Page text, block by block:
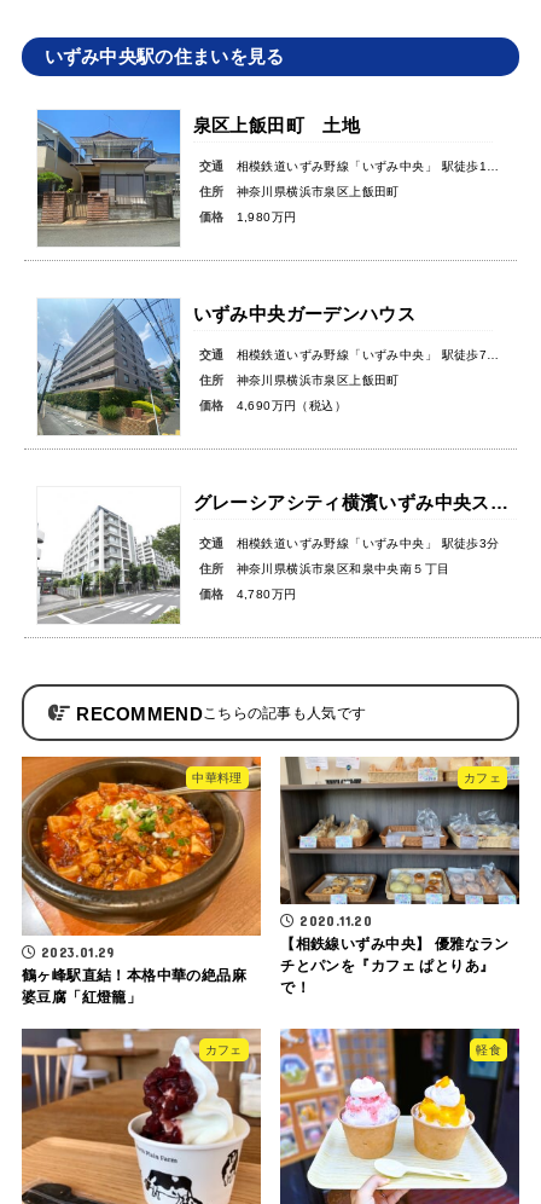
いずみ中央駅の住まいを見る
泉区上飯田町 土地
交通
相模鉄道いずみ野線「いずみ中央」 駅徒歩11分
住所
神奈川県横浜市泉区上飯田町
価格
1,980万円
いずみ中央ガーデンハウス
交通
相模鉄道いずみ野線「いずみ中央」 駅徒歩7分
住所
神奈川県横浜市泉区上飯田町
価格
4,690万円（税込）
グレーシアシティ横濱いずみ中央ステーションアリーナパティオコート
交通
相模鉄道いずみ野線「いずみ中央」 駅徒歩3分
住所
神奈川県横浜市泉区和泉中央南５丁目
価格
4,780万円
RECOMMEND
中華料理
2023.01.29
鶴ヶ峰駅直結！本格中華の絶品麻
婆豆腐「紅燈籠」
カフェ
2020.11.20
【相鉄線いずみ中央】 優雅なラン
チとパンを『カフェ ぱとりあ』
で！
カフェ 軽食